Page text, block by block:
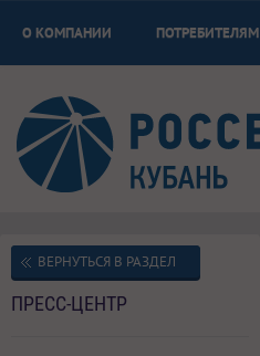
О КОМПАНИИ ПОТРЕБИТЕЛЯМ
ВЕРНУТЬСЯ В РАЗДЕЛ
ПРЕСС-ЦЕНТР